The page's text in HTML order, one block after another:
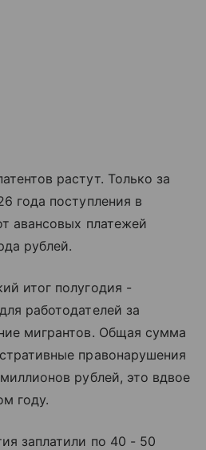
растут. Только за
года поступления в
авансовых платежей
рублей.
итог полугодия -
работодателей за
мигрантов. Общая сумма
правонарушения
рублей, это вдвое
году.
заплатили по 40 - 50